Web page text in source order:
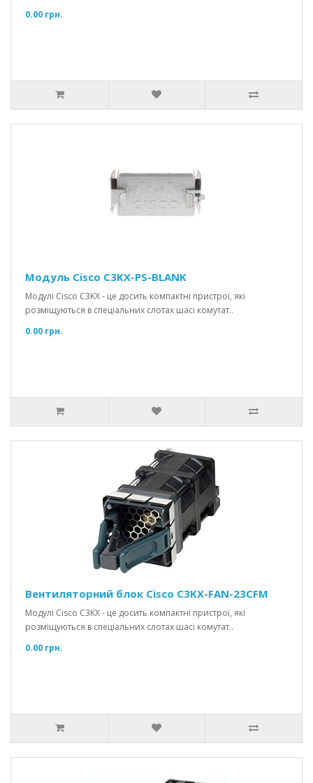
0.00 грн.
Модуль Cisco C3KX-PS-BLANK
Модулі Cisco C3KX - це досить компактні пристрої, які
розміщуються в спеціальних слотах шасі комутат..
0.00 грн.
Вентиляторний блок Cisco C3KX-FAN-23CFM
Модулі Cisco C3KX - це досить компактні пристрої, які
розміщуються в спеціальних слотах шасі комутат..
0.00 грн.